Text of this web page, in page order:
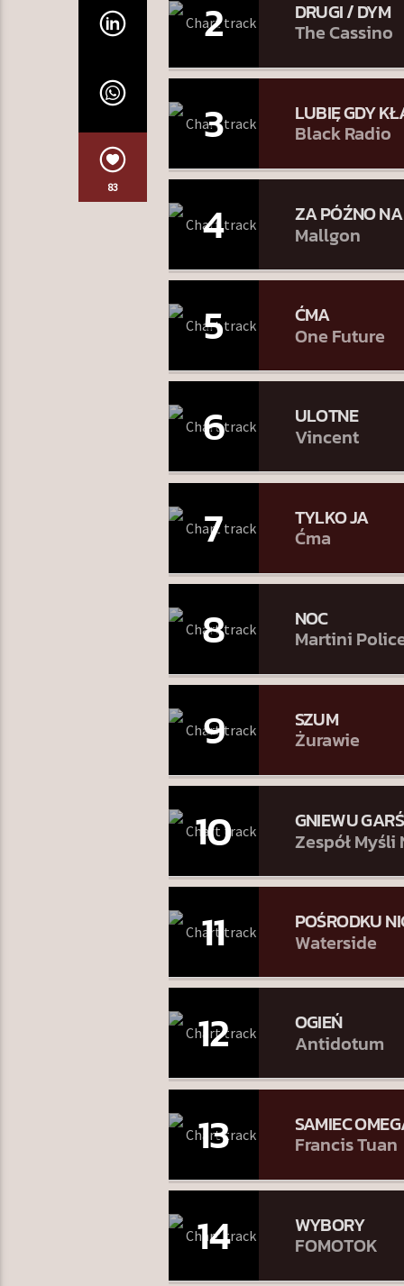
83
2 DRUGI / DYM
The Cassino
3 LUBIĘ GDY
Black Radio
4 ZA PÓŹNO
Mallgon
5 ĆMA
One Future
6 ULOTNE
Vincent
7 TYLKO JA
Ćma
8 NOC
Martini
9 SZUM
Żurawie
10 GNIEWU
Zespół
11 POŚRODKU
Waterside
12 OGIEŃ
Antidotum
13 SAMIEC
Francis Tuan
14 WYBORY
FOMOTOK